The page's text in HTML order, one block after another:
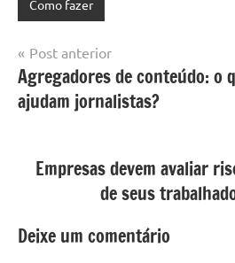
Como fazer
Navegação
de
Post
Post anterior
Agregadores de conteúdo: o
ajudam jornalistas?
Empresas devem avaliar
de seus
Deixe um comentário